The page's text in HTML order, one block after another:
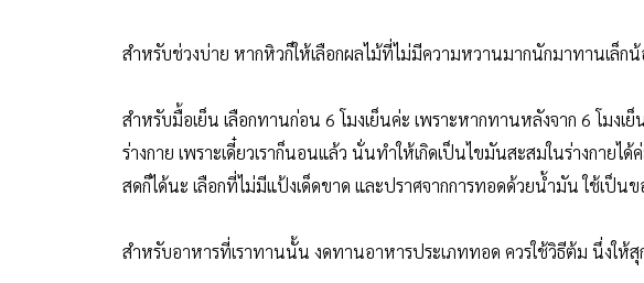
สำหรับช่วงบ่าย หากหิวก็ให้เลือกผลไม้ที่ไม่มีความหวานมากนักมาทานเล็ก
สำหรับมื้อเย็น เลือกทานก่อน 6 โมงเย็นค่ะ เพราะหากทานหลังจาก 6 โมงเ
ร่างกาย เพราะเดี๋ยวเราก็นอนแล้ว นั่นทำให้เกิดเป็นไขมันสะสมในร่างกายไ
สดก็ได้นะ เลือกที่ไม่มีแป้งเด็ดขาด และปราศจากการทอดด้วยน้ำมัน ใช้เป็
สำหรับอาหารที่เราทานนั้น งดทานอาหารประเภททอด ควรใช้วิธีต้ม นึ่งให้